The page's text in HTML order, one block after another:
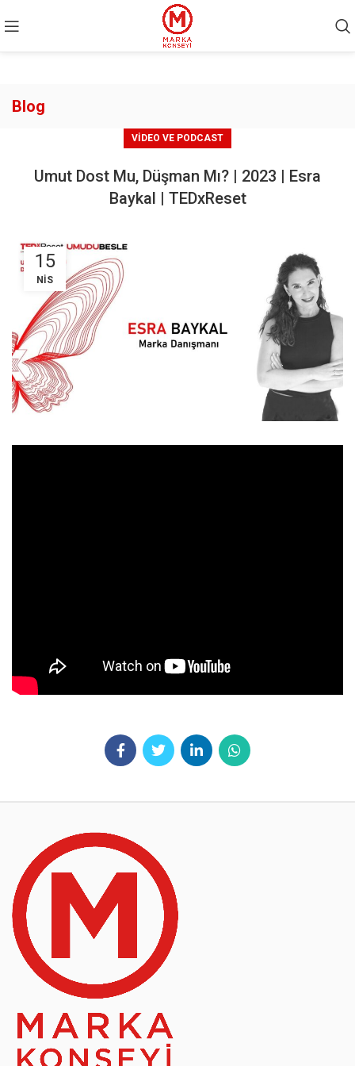
Blog
VIDEO VE PODCAST
Umut Dost Mu, Düşman Mı? | 2023 | Esra
Baykal | TEDxReset
15
NIS